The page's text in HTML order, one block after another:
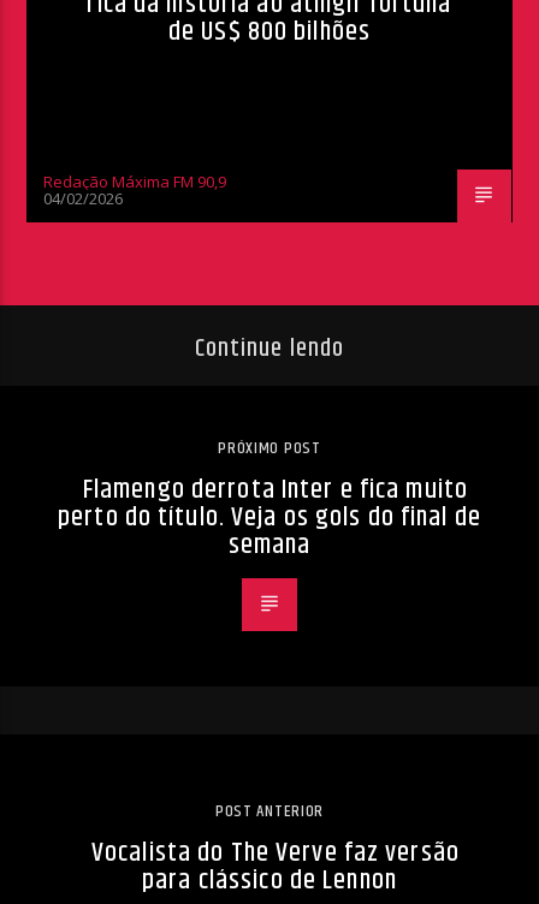
de US$ 800 bilhões
Redação Máxima FM 90,9
04/02/2026
Continue lendo
PRÓXIMO POST
Flamengo derrota Inter e fica muito
perto do título. Veja os gols do final de
semana
POST ANTERIOR
Vocalista do The Verve faz versão
para clássico de Lennon